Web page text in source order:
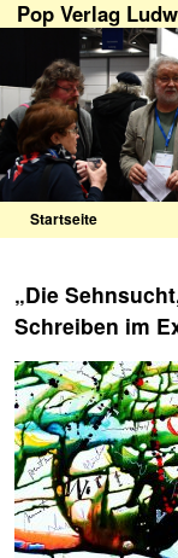
Pop Verlag
Startseite
„Die
Schreiben im